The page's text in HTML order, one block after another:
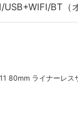
USB+WIFI/BT（